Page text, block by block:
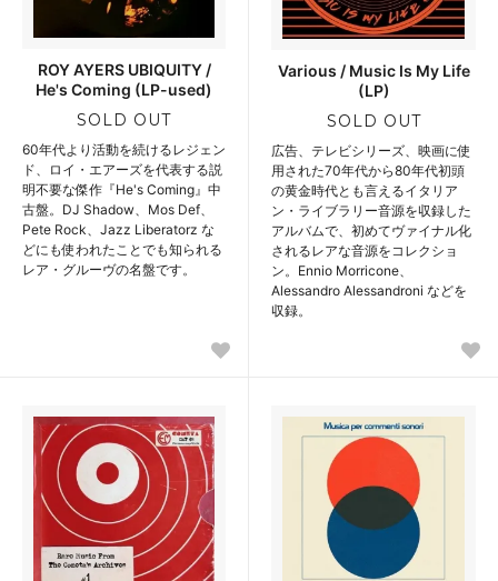
ROY AYERS UBIQUITY /
He's Coming (LP-used)
SOLD OUT
60年代より活動を続けるレジェン
ド、ロイ・エアーズを代表する説
明不要な傑作『He's Coming』中
古盤。DJ Shadow、Mos Def、
Pete Rock、Jazz Liberatorz な
どにも使われたことでも知られる
レア・グルーヴの名盤です。
Various / Music Is My Life
(LP)
SOLD OUT
広告、テレビシリーズ、映画に使
用された70年代から80年代初頭
の黄金時代とも言えるイタリア
ン・ライブラリー音源を収録した
アルバムで、初めてヴァイナル化
されるレアな音源をコレクショ
ン。Ennio Morricone、
Alessandro Alessandroni などを
収録。